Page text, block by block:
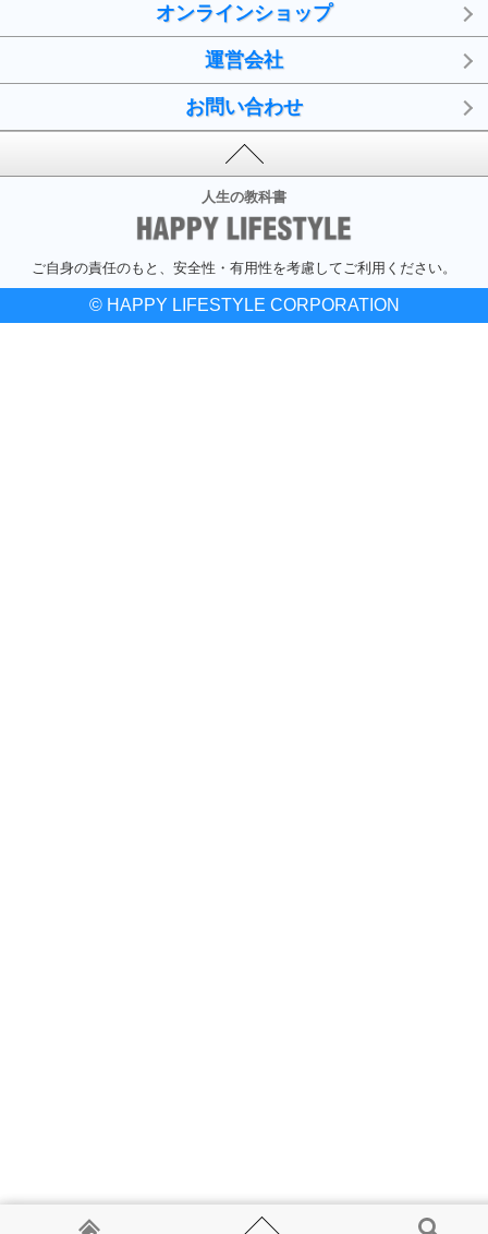
オンラインショップ
運営会社
お問い合わせ
人生の教科書
ご自身の責任のもと、安全性・有用性を考慮してご利用ください。
© HAPPY LIFESTYLE CORPORATION